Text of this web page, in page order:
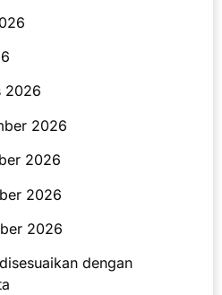
2026
2026
2026
2026
2026
dengan